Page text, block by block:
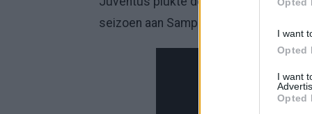
I want
Opted
I want
Opted
seizoen aan Sampdoria.